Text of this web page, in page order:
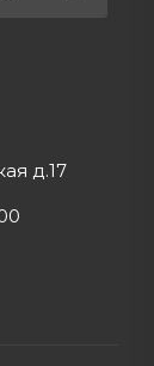
д.17